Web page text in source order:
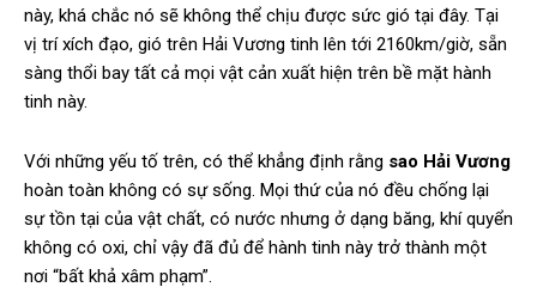
này, khá chắc nó sẽ không thể chịu được sức gió tại đây. Tại
vị trí xích đạo, gió trên Hải Vương tinh lên tới 2160km/giờ, sẵn
sàng thổi bay tất cả mọi vật cản xuất hiện trên bề mặt hành
tinh này.
Với những yếu tố trên, có thể khẳng định rằng sao Hải Vương
hoàn toàn không có sự sống. Mọi thứ của nó đều chống lại
sự tồn tại của vật chất, có nước nhưng ở dạng băng, khí quyển
không có oxi, chỉ vậy đã đủ để hành tinh này trở thành một
nơi “bất khả xâm phạm”.